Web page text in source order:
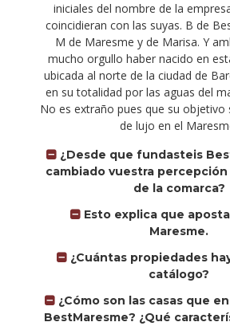
iniciales del nombre de la
coincidieran con las suyas. B de
M de Maresme y de Marisa. Y
mucho orgullo haber nacido en
ubicada al norte de la ciudad de
en su totalidad por las aguas del
No es extraño pues que su objetivo
de lujo en el
¿Desde que fundasteis
cambiado vuestra
de la comarca?
Esto explica que
Maresme.
¿Cuántas propiedades
catálogo?
¿Cómo son las casas que
BestMaresme? ¿Qué